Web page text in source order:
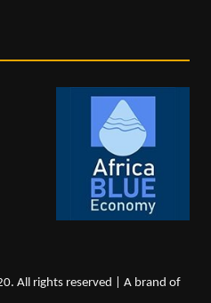
All rights reserved | A brand of